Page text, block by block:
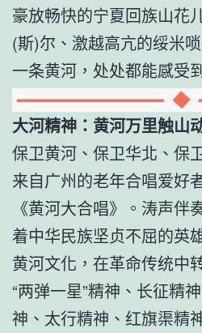
豪放畅快的宁夏回族山花
(斯)尔、激越高亢的绥米
一条黄河，处处都能感受
大河精神：黄河万里触山
保卫黄河、保卫华北、保
来自广州的老年合唱爱好
《黄河大合唱》。涛声伴
着中华民族坚贞不屈的英
黄河文化，在革命传统中
“两弹一星”精神、长征精
神、太行精神、红旗渠精